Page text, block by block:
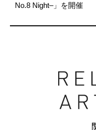
No.8 Night–」を開催